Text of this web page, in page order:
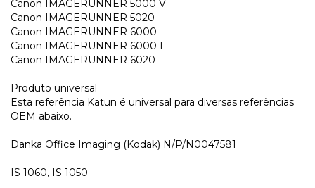
Canon IMAGERUNNER 5000 V
Canon IMAGERUNNER 5020
Canon IMAGERUNNER 6000
Canon IMAGERUNNER 6000 I
Canon IMAGERUNNER 6020
Produto universal
Esta referência Katun é universal para diversas referências
OEM abaixo.
Danka Office Imaging (Kodak) N/P/N0047581
IS 1060, IS 1050